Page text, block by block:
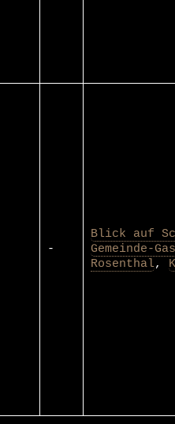
-
Blick auf
Gemeinde-
Rosenthal,